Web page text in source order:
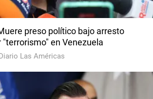
preso político bajo arresto
en Venezuela
Las Américas